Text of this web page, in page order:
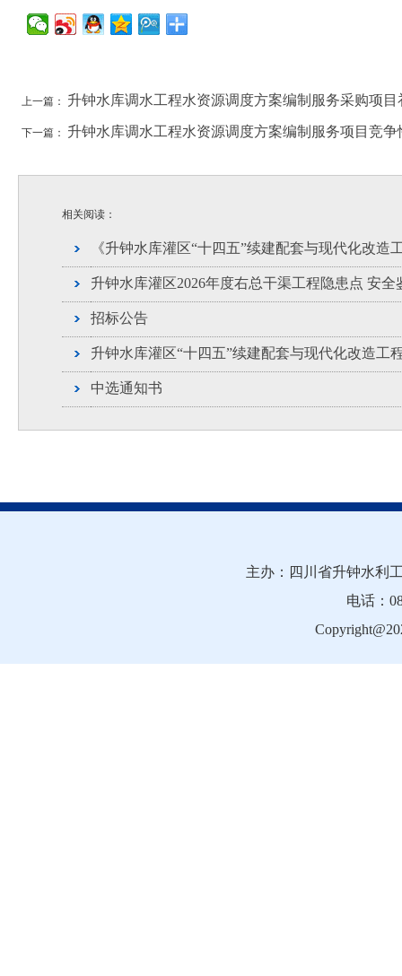
上一篇： 升钟水库调水工程水资源调度方案编制服务采购项目
下一篇： 升钟水库调水工程水资源调度方案编制服务项目竞
相关阅读：
《升钟水库灌区“十四五”续建配套与现代化改
升钟水库灌区2026年度右总干渠工程隐患点 安
招标公告
升钟水库灌区“十四五”续建配套与现代化改造工
中选通知书
主办：四川省升钟水
电话：